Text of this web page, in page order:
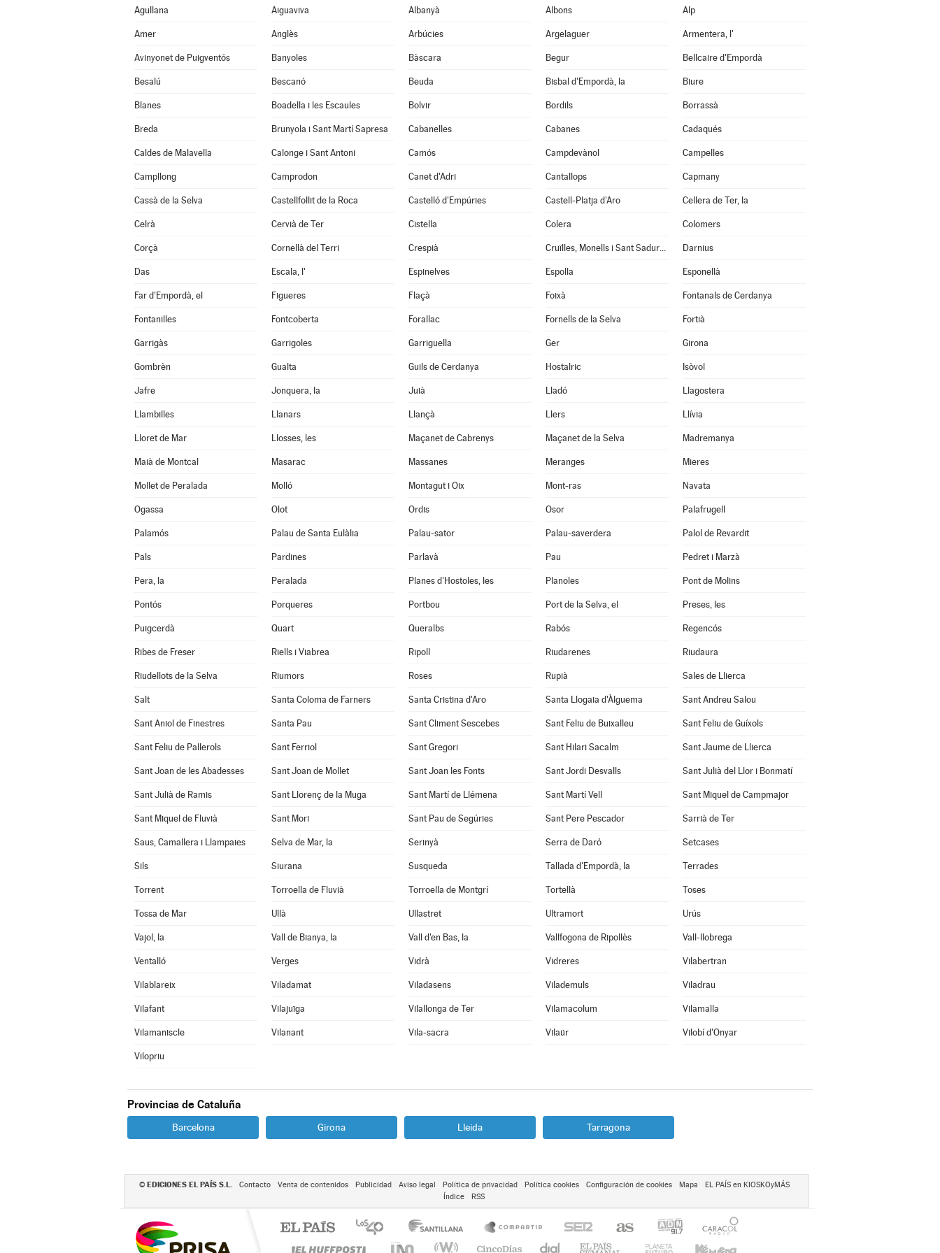
Agullana Aiguaviva Albanyà Albons Alp
Amer Anglès Arbúcies Argelaguer Armentera, l'
Avinyonet de Puigventós Banyoles Bàscara Begur Bellcaire d'Empordà
Besalú Bescanó Beuda Bisbal d'Empordà, la Biure
Blanes Boadella i les Escaules Bolvir Bordils Borrassà
Breda Brunyola i Sant Martí Sapresa Cabanelles Cabanes Cadaqués
Caldes de Malavella Calonge i Sant Antoni Camós Campdevànol Campelles
Campllong Camprodon Canet d'Adri Cantallops Capmany
Cassà de la Selva Castellfollit de la Roca Castelló d'Empúries Castell-Platja d'Aro Cellera de Ter, la
Celrà Cervià de Ter Cistella Colera Colomers
Corçà Cornellà del Terri Crespià Cruïlles, Monells i Sant Sadurní de l'Heura Darnius
Das Escala, l' Espinelves Espolla Esponellà
Far d'Empordà, el Figueres Flaçà Foixà Fontanals de Cerdanya
Fontanilles Fontcoberta Forallac Fornells de la Selva Fortià
Garrigàs Garrigoles Garriguella Ger Girona
Gombrèn Gualta Guils de Cerdanya Hostalric Isòvol
Jafre Jonquera, la Juià Lladó Llagostera
Llambilles Llanars Llançà Llers Llívia
Lloret de Mar Llosses, les Maçanet de Cabrenys Maçanet de la Selva Madremanya
Maià de Montcal Masarac Massanes Meranges Mieres
Mollet de Peralada Molló Montagut i Oix Mont-ras Navata
Ogassa Olot Ordis Osor Palafrugell
Palamós Palau de Santa Eulàlia Palau-sator Palau-saverdera Palol de Revardit
Pals Pardines Parlavà Pau Pedret i Marzà
Pera, la Peralada Planes d'Hostoles, les Planoles Pont de Molins
Pontós Porqueres Portbou Port de la Selva, el Preses, les
Puigcerdà Quart Queralbs Rabós Regencós
Ribes de Freser Riells i Viabrea Ripoll Riudarenes Riudaura
Riudellots de la Selva Riumors Roses Rupià Sales de Llierca
Salt Santa Coloma de Farners Santa Cristina d'Aro Santa Llogaia d'Àlguema Sant Andreu Salou
Sant Aniol de Finestres Santa Pau Sant Climent Sescebes Sant Feliu de Buixalleu Sant Feliu de Guíxols
Sant Feliu de Pallerols Sant Ferriol Sant Gregori Sant Hilari Sacalm Sant Jaume de Llierca
Sant Joan de les Abadesses Sant Joan de Mollet Sant Joan les Fonts Sant Jordi Desvalls Sant Julià del Llor i Bonmatí
Sant Julià de Ramis Sant Llorenç de la Muga Sant Martí de Llémena Sant Martí Vell Sant Miquel de Campmajor
Sant Miquel de Fluvià Sant Mori Sant Pau de Segúries Sant Pere Pescador Sarrià de Ter
Saus, Camallera i Llampaies Selva de Mar, la Serinyà Serra de Daró Setcases
Sils Siurana Susqueda Tallada d'Empordà, la Terrades
Torrent Torroella de Fluvià Torroella de Montgrí Tortellà Toses
Tossa de Mar Ullà Ullastret Ultramort Urús
Vajol, la Vall de Bianya, la Vall d'en Bas, la Vallfogona de Ripollès Vall-llobrega
Ventalló Verges Vidrà Vidreres Vilabertran
Vilablareix Viladamat Viladasens Vilademuls Viladrau
Vilafant Vilajuïga Vilallonga de Ter Vilamacolum Vilamalla
Vilamaniscle Vilanant Vila-sacra Vilaür Vilobí d'Onyar
Vilopriu
Provincias de Cataluña
Barcelona Girona Lleida Tarragona
© EDICIONES EL PAÍS S.L. Contacto Venta de contenidos Publicidad Aviso legal Política de privacidad Política cookies Configuración de cookies Mapa
EL PAÍS en KIOSKOyMÁS
Índice
RSS